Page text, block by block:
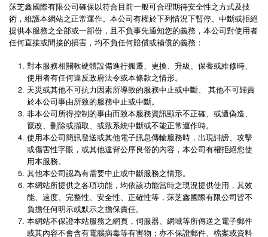
莯芝鑫國際有限公司確保以符合目前一般可合理期待安全性之方式及技
術，維護本網站之正常運作。本公司有權於下列情況下暫停、中斷或拒絕
提供本服務之全部或一部份，且不負事先通知您的義務，本公司對使用者
任何直接或間接的損害，均不負任何賠償或補償的義務：
對本服務相關軟硬體設備進行搬遷、更換、升級、保養或維修時、
使用者有任何違反政府法令或本條款之情形。
天災或其他不可抗力因素所導致的服務中止或中斷、 其他不可歸責
於本公司事由所致的服務中止或中斷。
非本公司所得控制的事由而致本服務資訊顯示不正確、或遭偽造、
竄改、刪除或擷取、或致系統中斷或不能正常運作時。
使用本公司簡訊發送或其他電子訊息傳輸服務時，出現誹謗、攻擊
或傷害性字眼，或其他違背公序良俗的內容，本公司有權拒絕您使
用本服務。
其他本公司認為有需要中止或中斷服務之情形。
本網站所提供之各項功能，均依該功能當時之現況提供使用，其效
能、速度、完整性、安全性、正確性等，莯芝鑫國際有限公司皆不
負擔任何明示或默示之擔保責任。
本網站不保證本站服務之網頁，伺服器、網域等所傳送之電子郵件
或其內容不會含有電腦病毒等有害物；亦不保證郵件、檔案或資料